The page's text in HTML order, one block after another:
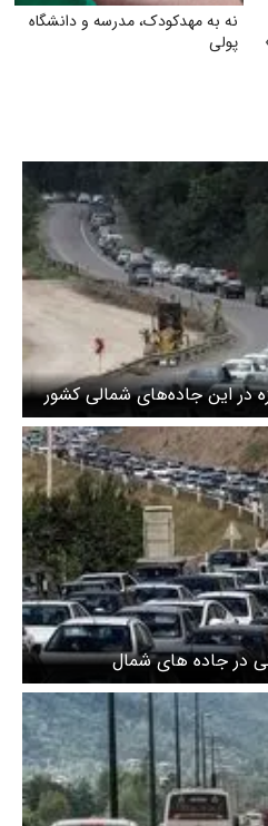
نه به مهدکودک، مدرسه و دانشگاه
پولی
در جاده های شمال